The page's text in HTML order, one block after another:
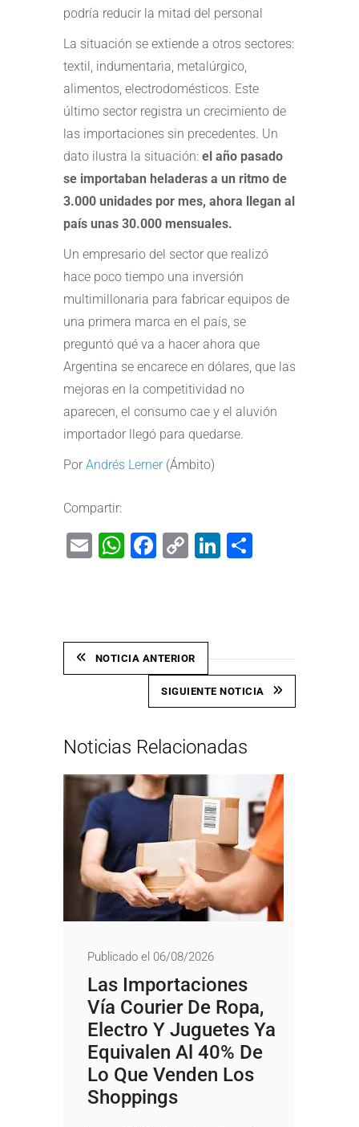
podría reducir la mitad del personal
La situación se extiende a otros sectores:
textil, indumentaria, metalúrgico,
alimentos, electrodomésticos. Este
último sector registra un crecimiento de
las importaciones sin precedentes. Un
dato ilustra la situación: el año pasado
se importaban heladeras a un ritmo de
3.000 unidades por mes, ahora llegan al
país unas 30.000 mensuales.
Un empresario del sector que realizó
hace poco tiempo una inversión
multimillonaria para fabricar equipos de
una primera marca en el país, se
preguntó qué va a hacer ahora que
Argentina se encarece en dólares, que las
mejoras en la competitividad no
aparecen, el consumo cae y el aluvión
importador llegó para quedarse.
Por Andrés Lerner(Ámbito)
Compartir:
EmailWhatsApp
Facebook
CopyLinkedIn
NOTICIA ANTERIOR
SIGUIENTE NOTICIA
Noticias Relacionadas
Publicado el 06/08/2026
Las Importaciones
Vía Courier De Ropa,
Electro Y Juguetes Ya
Equivalen Al 40% De
Lo Que Venden Los
Shoppings